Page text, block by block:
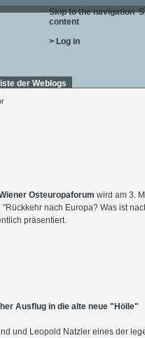
Skip to the navigation.
content.
> Log in
der Weblogs
Osteuropaforum wird am 3.
nach Europa? Was ist
präsentiert.
Ausflug in die alte neue "Hölle"
und Leopold Natzler eines der